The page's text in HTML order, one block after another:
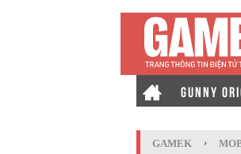
GUNNY
GAMEK ›